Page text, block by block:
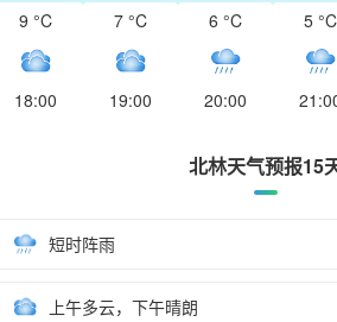
9 °C
18:00
7 °C
19:00
6 °C
20:00
5 °C
北林天气预报15
短时阵雨
上午多云，下午晴朗